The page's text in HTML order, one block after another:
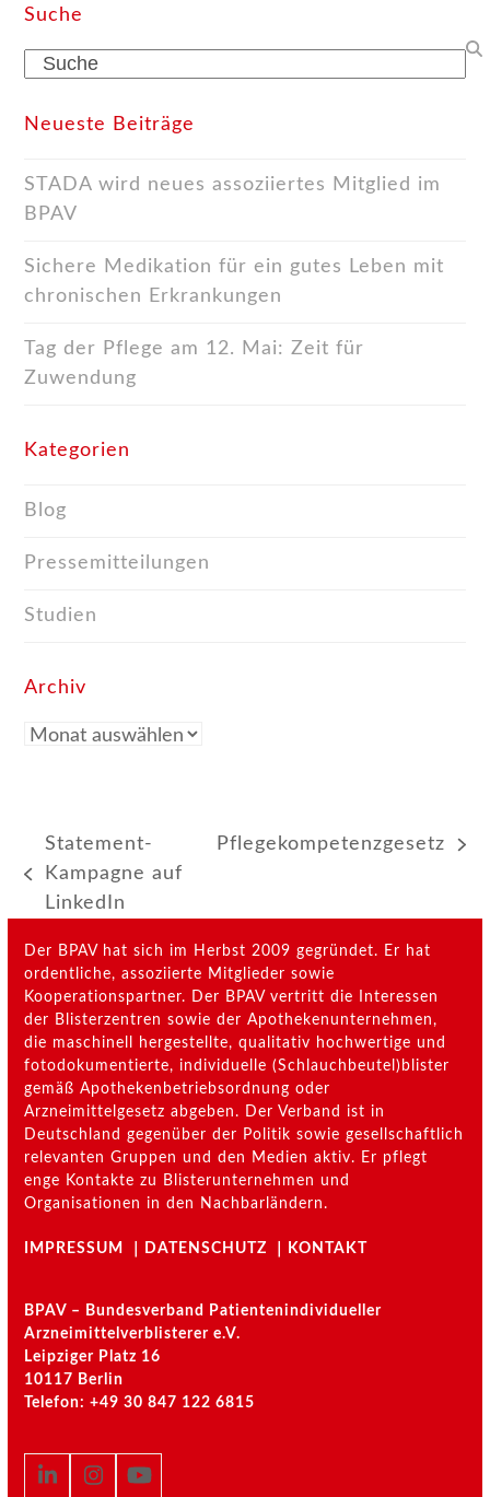
Suche
Search
Neueste Beiträge
STADA wird neues assoziiertes Mitglied im
BPAV
Sichere Medikation für ein gutes Leben mit
chronischen Erkrankungen
Tag der Pflege am 12. Mai: Zeit für
Zuwendung
Kategorien
Blog
Pressemitteilungen
Studien
Archiv
Archiv
vorheriger
Beitrag:
Statement-
Kampagne auf
LinkedIn
Nächster
Pflegekompetenzgesetz
Der BPAV hat sich im Herbst 2009 gegründet. Er hat
ordentliche, assoziierte Mitglieder sowie
Kooperationspartner. Der BPAV vertritt die Interessen
der Blisterzentren sowie der Apothekenunternehmen,
die maschinell hergestellte, qualitativ hochwertige und
fotodokumentierte, individuelle (Schlauchbeutel)blister
gemäß Apothekenbetriebsordnung oder
Arzneimittelgesetz abgeben. Der Verband ist in
Deutschland gegenüber der Politik sowie gesellschaftlich
relevanten Gruppen und den Medien aktiv. Er pflegt
enge Kontakte zu Blisterunternehmen und
Organisationen in den Nachbarländern.
IMPRESSUM DATENSCHUTZ KONTAKT
BPAV – Bundesverband Patientenindividueller
Arzneimittelverblisterer e.V.
Leipziger Platz 16
10117 Berlin
Telefon: +49 30 847 122 6815
LinkedInInstagram
YouTube